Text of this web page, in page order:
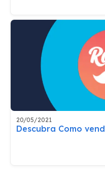
20/05/2021
Descubra Como